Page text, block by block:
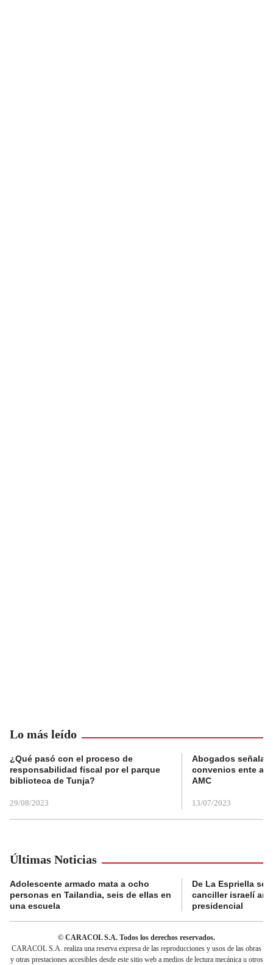
Lo más leído
¿Qué pasó con el proceso de
responsabilidad fiscal por el parque
biblioteca de Tunja?
29/08/2023
Abogados
convenios ente
AMC
13/07/2023
Últimas Noticias
Adolescente armado mata a ocho
personas en Tailandia, seis de ellas en
una escuela
De La Espriella se
canciller israelí
presidencial
© CARACOL S.A. Todos los derechos reservados.
CARACOL S.A. realiza una reserva expresa de las reproducciones y usos de las obras
y otras prestaciones accesibles desde este sitio web a medios de lectura mecánica u otros